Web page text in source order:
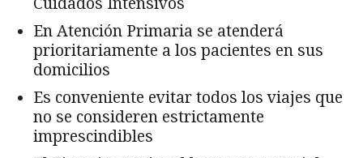
En Atención Primaria se atenderá
prioritariamente a los pacientes en sus
domicilios
Es conveniente evitar todos los viajes que
no se consideren estrictamente
imprescindibles